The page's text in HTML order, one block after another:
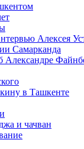
Алексея
Самарканда
в Ташкенте
и чачван